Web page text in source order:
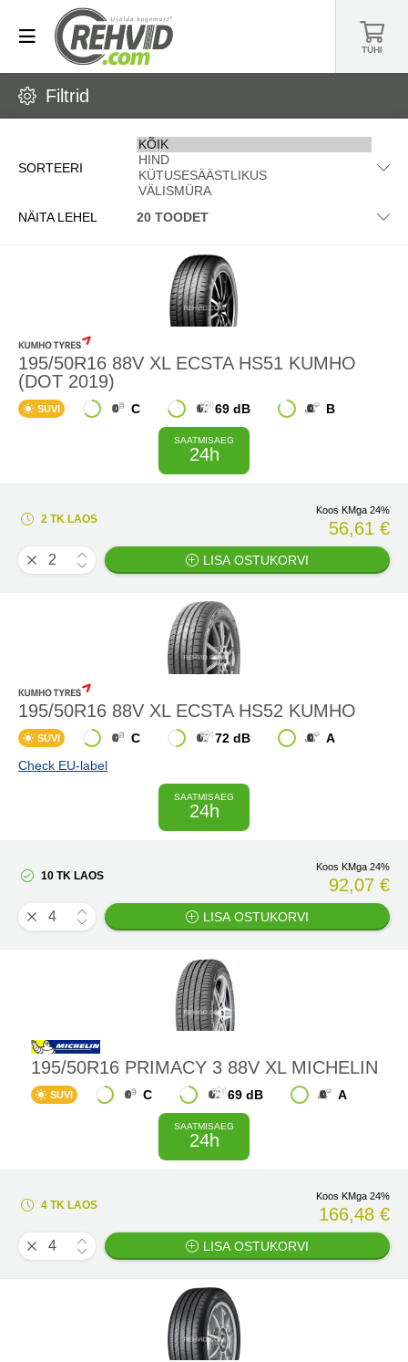
TÜHI
Filtrid
SORTEERI
NÄITA LEHEL
195/50R16 88V XL ECSTA HS51 KUMHO
(DOT 2019)
SUVI C 69 dB B
SAATMISAEG
24h
2 TK LAOS
Koos KMga 24%
56,61 €
LISA OSTUKORVI
195/50R16 88V XL ECSTA HS52 KUMHO
SUVI C 72 dB
A
Check EU-label
SAATMISAEG
24h
10 TK LAOS
Koos KMga 24%
92,07 €
LISA OSTUKORVI
195/50R16 PRIMACY 3 88V XL MICHELIN
SUVI C 69 dB A
SAATMISAEG
24h
4 TK LAOS
Koos KMga 24%
166,48 €
LISA OSTUKORVI